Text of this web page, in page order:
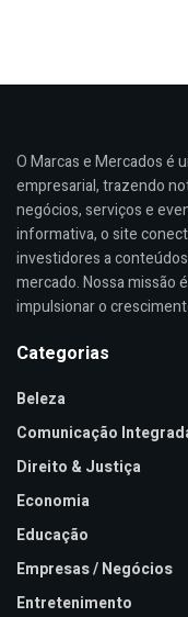
O Marcas e Mercados é
empresarial, trazendo
negócios, serviços e
informativa, o site
investidores a
mercado. Nossa missão
impulsionar o
Categorias
Beleza
Comunicação
Direito & Justiça
Economia
Educação
Empresas / Negócios
Entretenimento